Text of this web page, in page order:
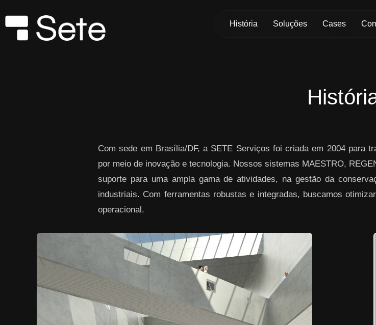
História Soluções Cases
Com sede em Brasília/DF, a SETE Serviços foi criada em 2004 para
por meio de inovação e tecnologia. Nossos sistemas MAESTRO,
suporte para uma ampla gama de atividades, na gestão da
industriais. Com ferramentas robustas e integradas, buscamos
operacional.